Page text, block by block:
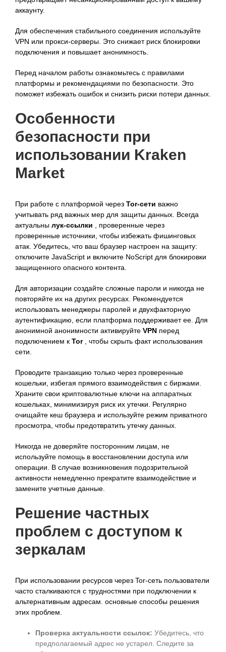
аккаунту.
Для обеспечения стабильного соединения используйте
VPN или прокси-серверы. Это снижает риск блокировки
подключения и повышает анонимность.
Перед началом работы ознакомьтесь с правилами
платформы и рекомендациями по безопасности. Это
поможет избежать ошибок и снизить риски потери данных.
Особенности
безопасности при
использовании Kraken
Market
При работе с платформой через Tor-сети важно
учитывать ряд важных мер для защиты данных. Всегда
актуальны лук-ссылки , проверенные через
проверенные источники, чтобы избежать фишинговых
атак. Убедитесь, что ваш браузер настроен на защиту:
отключите JavaScript и включите NoScript для блокировки
защищенного опасного контента.
Для авторизации создайте сложные пароли и никогда не
повторяйте их на других ресурсах. Рекомендуется
использовать менеджеры паролей и двухфакторную
аутентификацию, если платформа поддерживает ее. Для
анонимной анонимности активируйте VPN перед
подключением к Tor, чтобы скрыть факт использования
сети.
Проводите транзакцию только через проверенные
кошельки, избегая прямого взаимодействия с биржами.
Храните свои криптовалютные ключи на аппаратных
кошельках, минимизируя риск их утечки. Регулярно
очищайте кеш браузера и используйте режим приватного
просмотра, чтобы предотвратить утечку данных.
Никогда не доверяйте посторонним лицам, не
используйте помощь в восстановлении доступа или
операции. В случае возникновения подозрительной
активности немедленно прекратите взаимодействие и
замените учетные данные.
Решение частных
проблем с доступом к
зеркалам
При использовании ресурсов через Tor-сеть пользователи
часто сталкиваются с трудностями при подключении к
альтернативным адресам. основные способы решения
этих проблем.
Проверка актуальности ссылок: Убедитесь, что
предполагаемый адрес не устарел. Следите за